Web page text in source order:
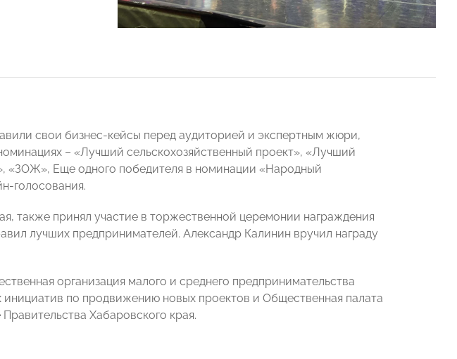
свои бизнес-кейсы перед аудиторией и экспертным жюри,
– «Лучший сельскохозяйственный проект», «Лучший
«ЗОЖ», Еще одного победителя в номинации «Народный
голосования.
также принял участие в торжественной церемонии награждения
лучших предпринимателей. Александр Калинин вручил награду
организация малого и среднего предпринимательства
по продвижению новых проектов и Общественная палата
Хабаровского края.